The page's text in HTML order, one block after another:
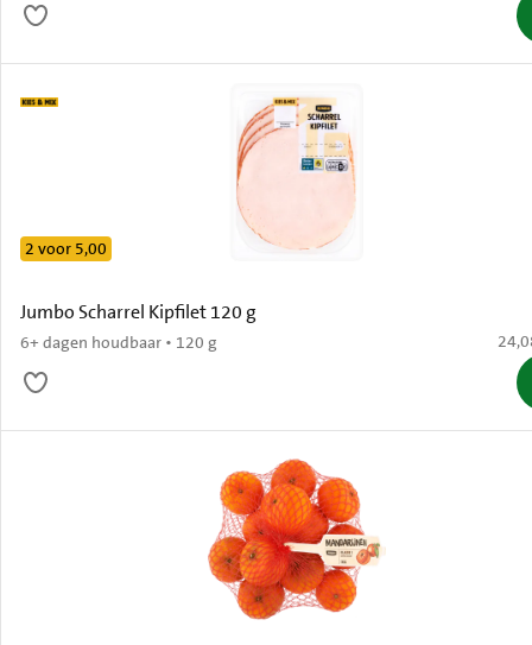
Jumbo Scharrel Kipfilet 120 g
6+ dagen houdbaar • 120 g
2 voor 5,00
€